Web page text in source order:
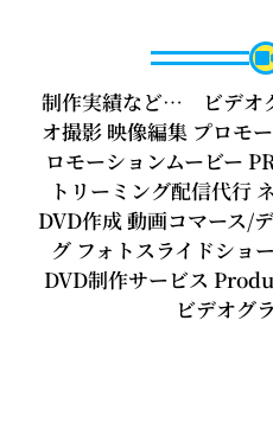
制作実績など… ビデオ
オ撮影 映像編集 プロモ
ロモーションムービー
トリーミング配信代行
DVD作成 動画コマース/
グ フォトスライドショ
DVD制作サービス
ビデオグ